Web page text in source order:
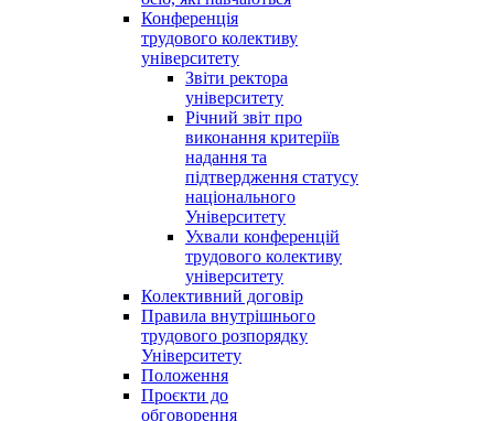
Конференція
трудового колективу
університету
Звіти ректора
університету
Річний звіт про
виконання критеріїв
надання та
підтвердження статусу
національного
Університету
Ухвали конференцій
трудового колективу
університету
Колективний договір
Правила внутрішнього
трудового розпорядку
Університету
Положення
Проєкти до
обговорення